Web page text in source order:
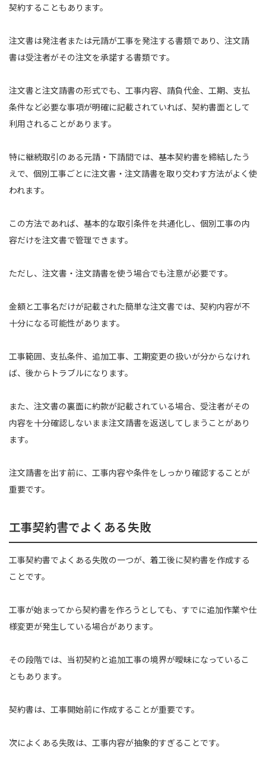
契約することもあります。
注文書は発注者または元請が工事を発注する書類であり、注文請
書は受注者がその注文を承諾する書類です。
注文書と注文請書の形式でも、工事内容、請負代金、工期、支払
条件など必要な事項が明確に記載されていれば、契約書面として
利用されることがあります。
特に継続取引のある元請・下請間では、基本契約書を締結したう
えで、個別工事ごとに注文書・注文請書を取り交わす方法がよく使
われます。
この方法であれば、基本的な取引条件を共通化し、個別工事の内
容だけを注文書で管理できます。
ただし、注文書・注文請書を使う場合でも注意が必要です。
金額と工事名だけが記載された簡単な注文書では、契約内容が不
十分になる可能性があります。
工事範囲、支払条件、追加工事、工期変更の扱いが分からなけれ
ば、後からトラブルになります。
また、注文書の裏面に約款が記載されている場合、受注者がその
内容を十分確認しないまま注文請書を返送してしまうことがあり
ます。
注文請書を出す前に、工事内容や条件をしっかり確認することが
重要です。
工事契約書でよくある失敗
工事契約書でよくある失敗の一つが、着工後に契約書を作成する
ことです。
工事が始まってから契約書を作ろうとしても、すでに追加作業や仕
様変更が発生している場合があります。
その段階では、当初契約と追加工事の境界が曖昧になっているこ
ともあります。
契約書は、工事開始前に作成することが重要です。
次によくある失敗は、工事内容が抽象的すぎることです。